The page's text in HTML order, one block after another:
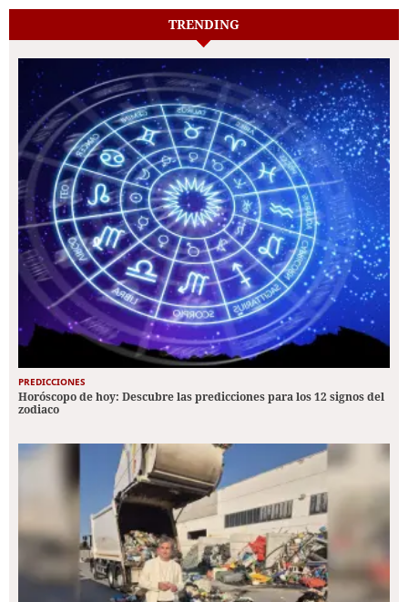
TRENDING
PREDICCIONES
Horóscopo de hoy: Descubre las predicciones para los 12 signos del
zodiaco